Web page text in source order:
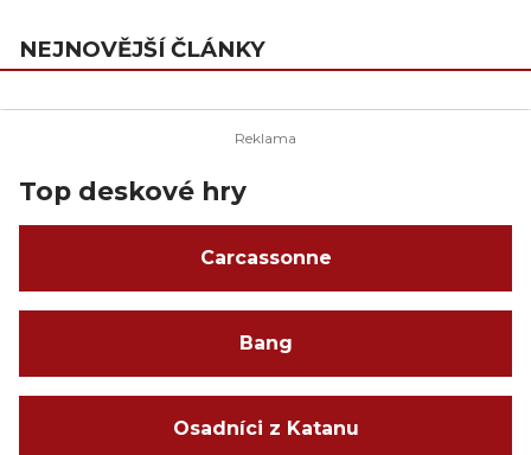
NEJNOVĚJŠÍ ČLÁNKY
Top deskové hry
Carcassonne
Bang
Osadníci z Katanu